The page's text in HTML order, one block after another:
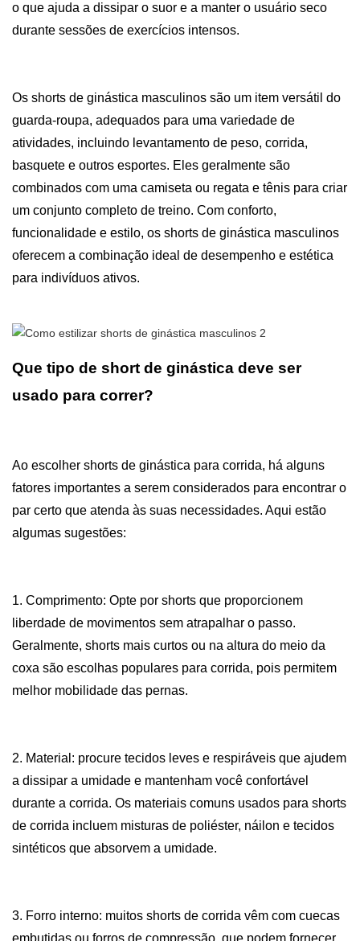
o que ajuda a dissipar o suor e a manter o usuário seco
durante sessões de exercícios intensos.
Os shorts de ginástica masculinos são um item versátil do
guarda-roupa, adequados para uma variedade de
atividades, incluindo levantamento de peso, corrida,
basquete e outros esportes. Eles geralmente são
combinados com uma camiseta ou regata e tênis para criar
um conjunto completo de treino. Com conforto,
funcionalidade e estilo, os shorts de ginástica masculinos
oferecem a combinação ideal de desempenho e estética
para indivíduos ativos.
Que tipo de short de ginástica deve ser
usado para correr?
Ao escolher shorts de ginástica para corrida, há alguns
fatores importantes a serem considerados para encontrar o
par certo que atenda às suas necessidades. Aqui estão
algumas sugestões:
1. Comprimento: Opte por shorts que proporcionem
liberdade de movimentos sem atrapalhar o passo.
Geralmente, shorts mais curtos ou na altura do meio da
coxa são escolhas populares para corrida, pois permitem
melhor mobilidade das pernas.
2. Material: procure tecidos leves e respiráveis ​​que ajudem
a dissipar a umidade e mantenham você confortável
durante a corrida. Os materiais comuns usados ​​para shorts
de corrida incluem misturas de poliéster, náilon e tecidos
sintéticos que absorvem a umidade.
3. Forro interno: muitos shorts de corrida vêm com cuecas